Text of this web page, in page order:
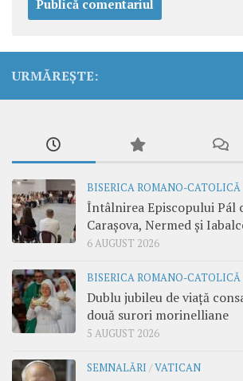
URMĂREȘTE:
BISERICA ROMANO-CATOLICĂ
Întâlnirea Episcopului Pál
Carașova, Nermed și
6 AUGUST 2026
BISERICA ROMANO-CATOLICĂ
Dublu jubileu de viață
două surori morinelliane
5 AUGUST 2026
SEMNALĂRI /VATICAN